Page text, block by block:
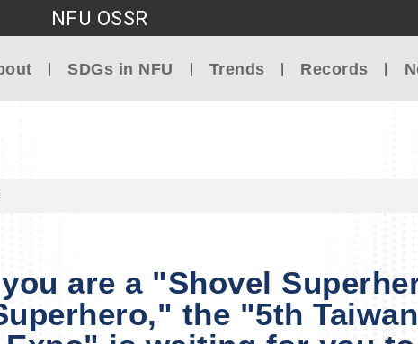
NFU OSSR
Go to main content
SDGs in NFU Trends Records
are a "Shovel
the "5th